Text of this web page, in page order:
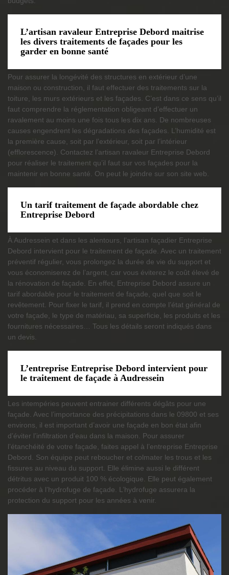
L’artisan ravaleur Entreprise Debord maitrise
les divers traitements de façades pour les
garder en bonne santé
Pour assurer la longévité des structures en extérieur d’une
maison ou construction, il faut effectuer des traitements sur la
toiture, les murs extérieurs et les façades. C’est dans ce sens qu’il
faut comprendre la réglementation obligeant d’effectuer un
ravalement au moins une fois tous les dix ans. De nombreuses
causes engendrent les dégradations des façades. L’humidité est
la première cause, soit par l’extérieur, soit par l’intérieur
(efflorescence). Contactez l’artisan ravaleur Entreprise Debord
pour réaliser le traitement qu’il faut sur vos façades pour la
maintenir en bonne santé. On peut le joindre sur son site web.
Un tarif traitement de façade abordable chez
Entreprise Debord
À Audressein et dans les alentours, l’artisan façadier Entreprise
Debord intervient pour le traitement de façade. Avec un traitement
préventif régulier, vous prolongez la durée de vie du support et
vous économiserez de l’argent, car vous éviterez le coût élevé de
la rénovation de façade. En effet, Entreprise Debord assure un
tarif abordable pour le traitement de façade, quel que soit le
revêtement. Pour fixer le tarif, il prend en compte l’état général de
votre façade, le type de matériau, sa superficie, les produits et les
fournitures nécessaires… Tous les détails seront indiqués dans
un devis.
L’entreprise Entreprise Debord intervient pour
le traitement de façade à Audressein
Les intempéries peuvent entrainer différents dégâts pour une
façade. Avec l’importance des précipitations dans le 09800 et ses
environs, il est important d’avoir une façade en bon état afin
d’éviter l’infiltration d’eau dans la maison. Pour assurer
l’étanchéité de votre façade, faites appel à l’entreprise Entreprise
Debord. Son équipe peut reboucher et colmater les trous et les
fissures au niveau du support. Elle élimine aussi le différent
détritus avec un produit 100 % écologique. Elle peut également
procéder à l’hydrofuge de façade. L’hydrofuge assurera la
protection du support pour les années à venir.